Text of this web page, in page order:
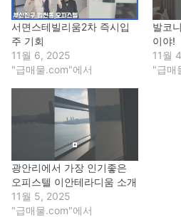
서면스테빌리움2차 즉시입
주 기회
11월 6, 2025
"급매물.com"에서
발코
이야!
11월
"급매
광안리에서 가장 인기좋은
오피스텔 이안테라디움 소개
11월 5, 2025
"급매물.com"에서